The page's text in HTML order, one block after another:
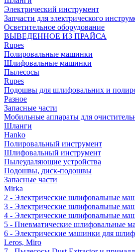
Электрический инструмент
Запчасти для электрического
Осветительное оборудование
ВЫВЕДЕННОЕ ИЗ ПРАЙСА
Rupes
Полировальные машинки
Шлифовальные машинки
Пылесосы
Rupes
Подошвы для шлифовальних и
Разное
Запасные части
Мобильные аппараты для
Шланги
Hanko
Полировальный инструмент
Шлифовальный инструмент
Пылеудаляющие устройства
Подошвы, диск-подошвы
Запасные части
Mirka
2 - Электрические шлифовальные
3 - Электрические шлифовальные
4 - Электрические шлифовальные
5 - Пневматические шлифовальные
6 - Электрические машинки для
Leros, Miro